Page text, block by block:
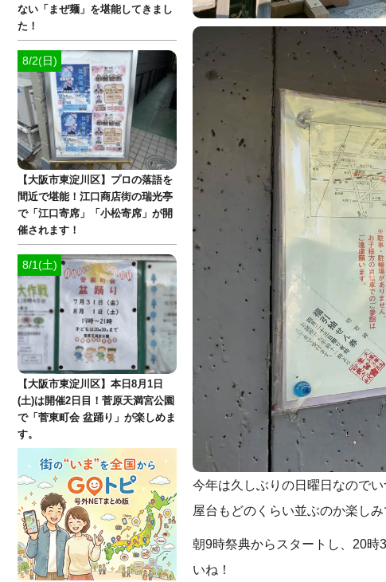
今年は久しぶりの日曜日なので
屋台もどのくらい並ぶのか楽し
朝9時祭典からスタートし、20時
いね！
ない「まぜ麺」を堪能してきまし
た！
8/2(日)
【大阪市東淀川区】プロの落語を
間近で堪能！江口商店街の瑞光亭
で「江口寄席」「小松寄席」が開
催されます！
8/1(土)
【大阪市東淀川区】本日8月1日
(土)は開催2日目！菅原天満宮公園
で「菅東町会 盆踊り」が楽しめま
す。